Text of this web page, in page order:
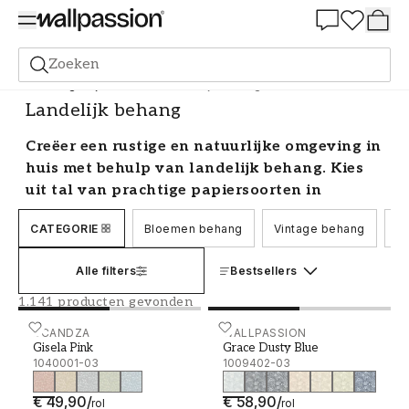
Zoeken
Behang Stijl en Patroon Landelijk behang
Landelijk behang
Creëer een rustige en natuurlijke omgeving in
huis met behulp van landelijk behang. Kies
uit tal van prachtige papiersoorten in
verschillende patronen en kleuren van
bekende merken en vind je favoriet die het
behang in landelijke stijl verzameld en je
vindt alles van eenkleurig en gecombineerd
landelijk behang tot patronen.
Behang in landelijke stijl
Geniet van het natuurgevoel dat ons landelijke
CATEGORIE Bloemen behang Vintage behang
Alle filters Bestsellers
1.141 producten gevonden
SCANDZA
Gisela Pink
1040001-03
€ 49,90/rol
Gisela Pink - 1040001-03 WALLPASSION
Grace Dusty Blue
1009402-03
€ 58,90/rol
Grace Dusty Blue -